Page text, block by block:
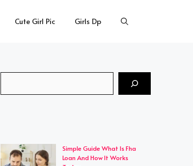
Cute Girl Pic Girls Dp
Simple Guide What Is Fha
Loan And How It Works